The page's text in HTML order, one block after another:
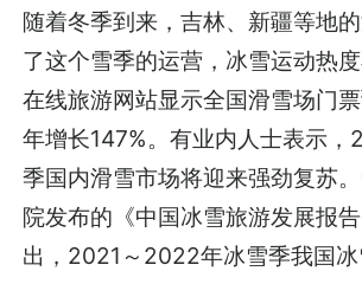
随着冬季到来，吉林、新疆等地
了这个雪季的运营，冰雪运动热
在线旅游网站显示全国滑雪场门
年增长147%。有业内人士表示
季国内滑雪市场将迎来强劲复苏
院发布的《中国冰雪旅游发展报
出，2021～2022年冰雪季我国冰